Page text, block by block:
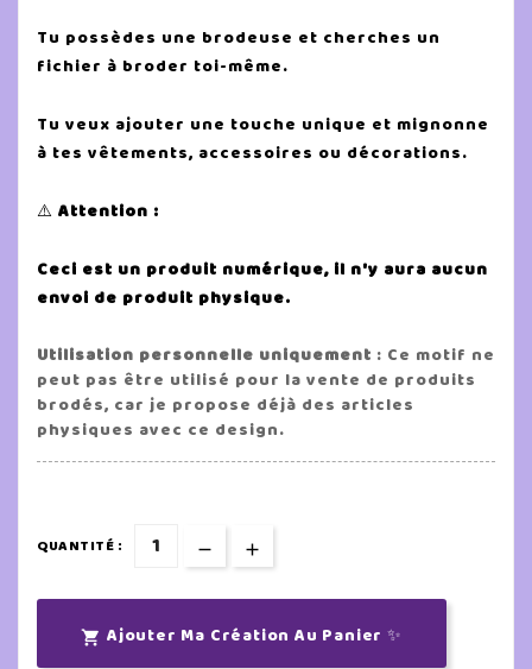
Tu possèdes une brodeuse et cherches un
fichier à broder toi-même.
Tu veux ajouter une touche unique et mignonne
à tes vêtements, accessoires ou décorations.
⚠️ Attention :
Ceci est un produit numérique, il n'y aura aucun
envoi de produit physique.
Utilisation personnelle uniquement : Ce motif ne
peut pas être utilisé pour la vente de produits
brodés, car je propose déjà des articles
physiques avec ce design.
QUANTITÉ :
 Ajouter Ma Création Au Panier ✨